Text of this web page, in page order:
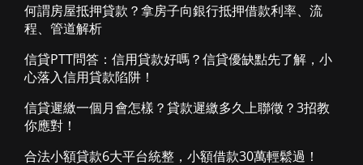
何謂房屋抵押貸款？拿房子向銀行抵押借款利率、流
程、管道解析
信貸PTT問答：信用貸款好嗎？信貸優缺點先了解，小
心落入信用貸款陷阱！
信貸遲繳一個月會怎樣？貸款遲繳多久上聯徵？3招教
你應對！
合法小額貸款6大平台統整，小額借款30萬輕鬆過！